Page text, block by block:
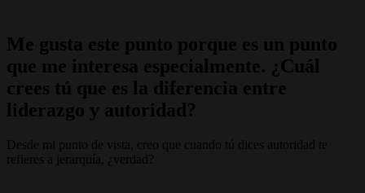
Me gusta este punto porque es un punto
que me interesa especialmente. ¿Cuál
crees tú que es la diferencia entre
liderazgo y autoridad?
Desde mi punto de vista, creo que cuando tú dices autoridad te
refieres a jerarquía, ¿verdad?